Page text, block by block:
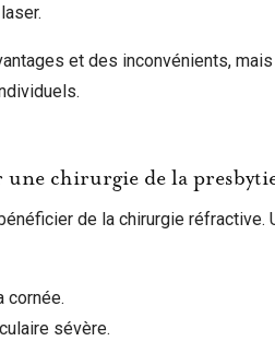
et des inconvénients,
chirurgie de la
de la chirurgie réfractive.
cornée.
sévère.